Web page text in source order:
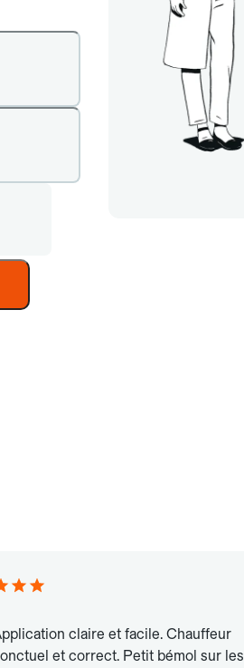
claire et facile. Chauffeur
et correct. Petit bémol sur les